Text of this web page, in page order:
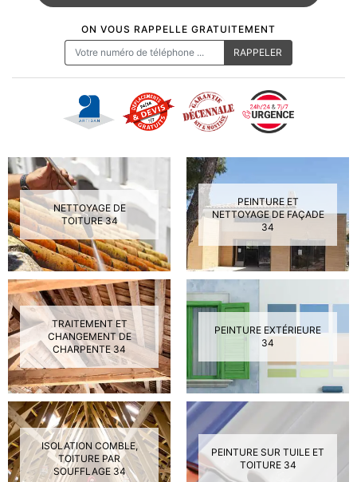
ON VOUS RAPPELLE GRATUITEMENT
NETTOYAGE DE
TOITURE 34
PEINTURE ET
NETTOYAGE DE FAÇADE
34
TRAITEMENT ET
CHANGEMENT DE
CHARPENTE 34
PEINTURE EXTÉRIEURE
34
ISOLATION COMBLE,
TOITURE PAR
SOUFFLAGE 34
PEINTURE SUR TUILE ET
TOITURE 34